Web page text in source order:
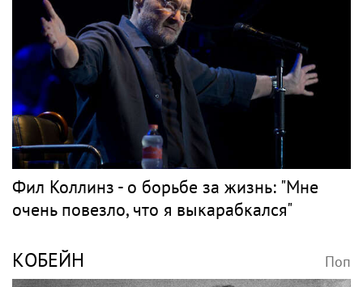
Фил Коллинз - о борьбе за жизнь: "Мне
очень повезло, что я выкарабкался"
КОБЕЙН Поп